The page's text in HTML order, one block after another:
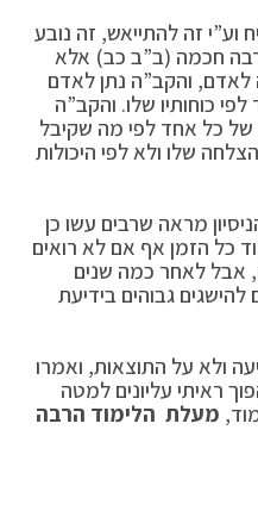
וע”י זה להתייאש, זה נובע
חכמה (ב”ב כב) אלא
והקב”ה נתן לאדם
כוחותיו שלו. והקב”ה
כל אחד לפי מה שקיבל
שלו ולא לפי היכולות
מראה שרבים עשו כן
כל הזמן אף אם לא רואים
אבל לאחר כמה שנים
להישגים גבוהים בידיעת
ולא על התוצאות, ואמרו
ראיתי עליונים למטה
מעלת הלימוד הרבה